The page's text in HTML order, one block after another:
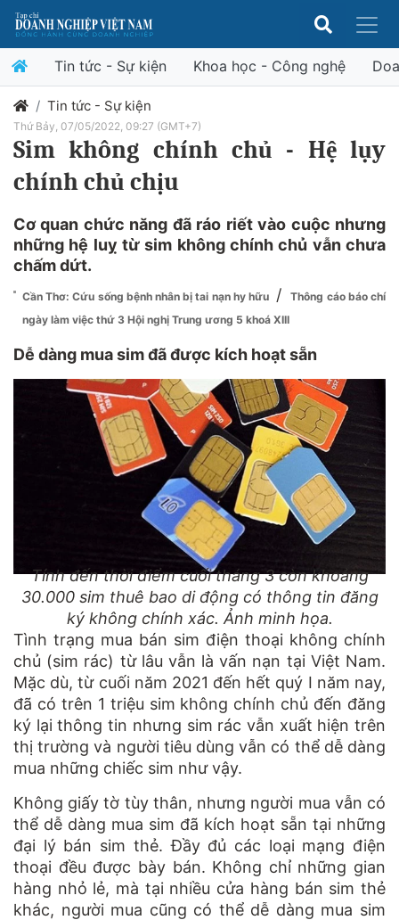
Tin tức - Sự kiện Khoa học - Công nghệ
Tin tức - Sự kiện
Thứ Bảy, 07/05/2022, 09:27 (GMT+7)
Sim không chính chủ - Hệ lụy
chính chủ chịu
Cơ quan chức năng đã ráo riết vào cuộc nhưng
những hệ luỵ từ sim không chính chủ vẫn chưa
chấm dứt.
Cần Thơ: Cứu sống bệnh nhân bị tai nạn hy hữu /
Thông cáo báo chí
ngày làm việc thứ 3 Hội nghị Trung ương 5 khoá XIII
Dễ dàng mua sim đã được kích hoạt sẵn
Tính đến thời điểm cuối tháng 3 còn khoảng
30.000 sim thuê bao di động có thông tin đăng
ký không chính xác. Ảnh minh họa.
Tình trạng mua bán sim điện thoại không chính
chủ (sim rác) từ lâu vẫn là vấn nạn tại Việt Nam.
Mặc dù, từ cuối năm 2021 đến hết quý I năm nay,
đã có trên 1 triệu sim không chính chủ đến đăng
ký lại thông tin nhưng sim rác vẫn xuất hiện trên
thị trường và người tiêu dùng vẫn có thể dễ dàng
mua những chiếc sim như vậy.
Không giấy tờ tùy thân, nhưng người mua vẫn có
thể dễ dàng mua sim đã kích hoạt sẵn tại những
đại lý bán sim thẻ. Đầy đủ các loại mạng điện
thoại đều được bày bán. Không chỉ những gian
hàng nhỏ lẻ, mà tại nhiều cửa hàng bán sim thẻ
khác, người mua cũng có thể dễ dàng mua sim